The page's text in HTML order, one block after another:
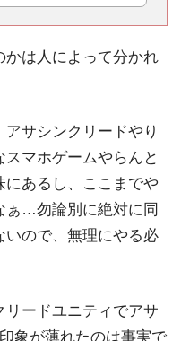
かは人によって分かれ
サシンクリードやり
マホゲームやらんと
あるし、ここまでや
ぁ…勿論別に絶対に同
ので、無理にやる必
ードユニティでアサ
象が薄れたのは事実で